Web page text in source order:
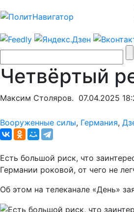
Четвёртый
Максим Столяров. 07.04.2025
Вооруженные силы, Германия,
Есть большой риск, что
Германии роковой, от чего не
Об этом на телеканале «День»